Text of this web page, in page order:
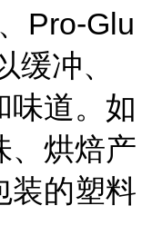
Pro-Glu
缓冲、
味道。如
、烘焙产
装的塑料